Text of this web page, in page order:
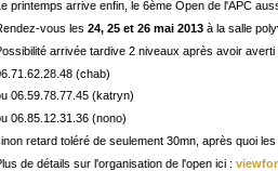
Le printemps arrive enfin, le 6ème Open de l'APC
vous les 24, 25 et 26 mai 2013 à la salle
arrivée tardive 2 niveaux après avoir
(chab)
06.59.78.77.45 (katryn)
06.85.12.31.36 (nono)
retard toléré de seulement 30mn, après quoi
de détails sur l'organisation de l'open ici :